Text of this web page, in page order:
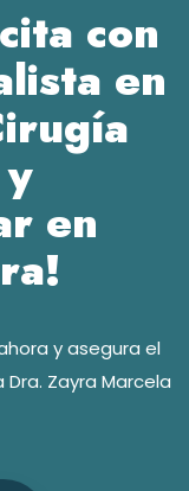
con
en
en
y asegura el
Zayra Marcela